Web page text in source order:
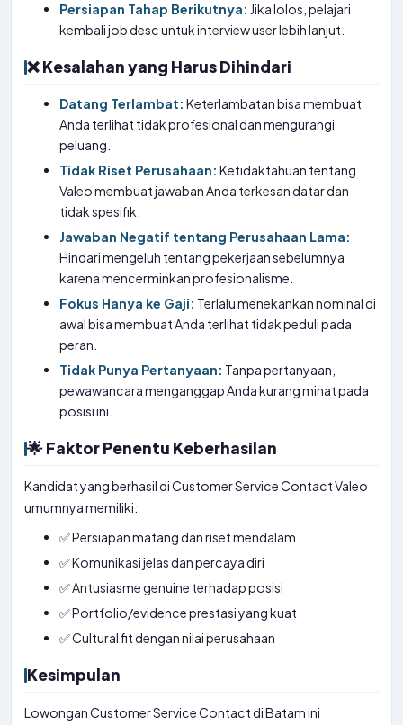
Persiapan Tahap Berikutnya: Jika lolos, pelajari
kembali job desc untuk interview user lebih lanjut.
❌ Kesalahan yang Harus Dihindari
Datang Terlambat: Keterlambatan bisa membuat
Anda terlihat tidak profesional dan mengurangi
peluang.
Tidak Riset Perusahaan: Ketidaktahuan tentang
Valeo membuat jawaban Anda terkesan datar dan
tidak spesifik.
Jawaban Negatif tentang Perusahaan Lama:
Hindari mengeluh tentang pekerjaan sebelumnya
karena mencerminkan profesionalisme.
Fokus Hanya ke Gaji: Terlalu menekankan nominal di
awal bisa membuat Anda terlihat tidak peduli pada
peran.
Tidak Punya Pertanyaan: Tanpa pertanyaan,
pewawancara menganggap Anda kurang minat pada
posisi ini.
🌟 Faktor Penentu Keberhasilan
Kandidat yang berhasil di Customer Service Contact Valeo
umumnya memiliki:
✅ Persiapan matang dan riset mendalam
✅ Komunikasi jelas dan percaya diri
✅ Antusiasme genuine terhadap posisi
✅ Portfolio/evidence prestasi yang kuat
✅ Cultural fit dengan nilai perusahaan
Kesimpulan
Lowongan Customer Service Contact di Batam ini